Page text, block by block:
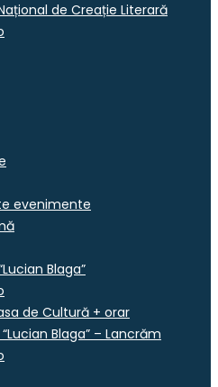
de Creație Literară
evenimente
Blaga”
de Cultură + orar
Blaga” – Lancrăm